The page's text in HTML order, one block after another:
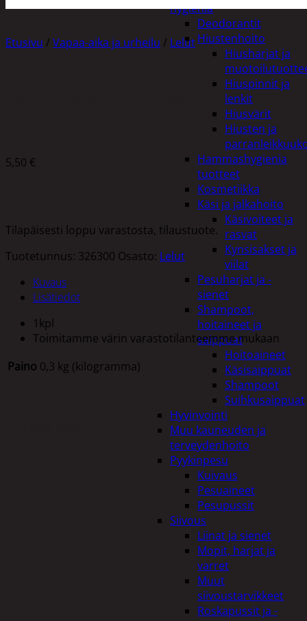
hygienia
Deodorantit
Hiustenhoito
Hiusharjat ja
Hiuspinnit ja
lenkit
Hiusvärit
Hiusten ja
Hammashygienia
tuotteet
Kosmetiikka
Käsi ja jalkahoito
Käsivoiteet ja
rasvat
Kynsisakset ja
viilat
Pesuharjat ja -
sienet
Shampoot,
hoitaineet ja
saippuat
Hoitoaineet
Käsisaippuat
Shampoot
Suihkusaippuat
Hyvinvointi
Muu kauneuden ja
terveydenhoito
Pyykinpesu
Kuivaus
Pesuaineet
Pesupussit
Siivous
Liinat ja sienet
Mopit, harjat ja
varret
Muut
siivoustarvikkeet
Roskapussit ja -
Etusivu / Vapaa-aika ja urheilu / Lelut
5,50 €
Tilapäisesti loppu varastosta, tilaustuote.
Tuotetunnus: 326300 Osasto: Lelut
Kuvaus
Lisätiedot
1kpl
Toimitamme värin varastotilanteemme mukaan
Paino 0,3 kg (kilogramma)